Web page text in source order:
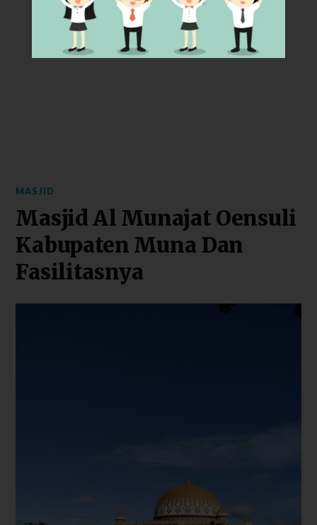
MASJID
Masjid Al Munajat Oensuli
Kabupaten Muna Dan
Fasilitasnya